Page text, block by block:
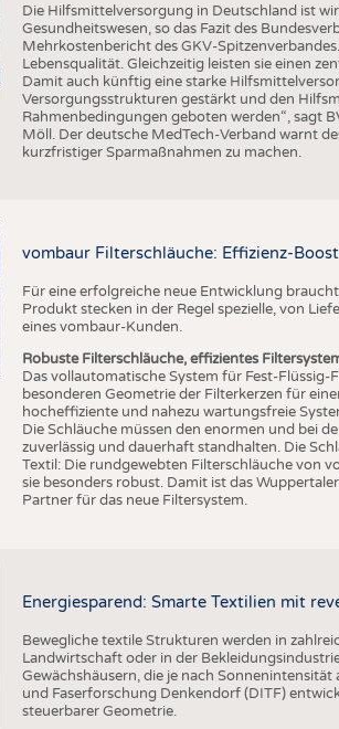
Die Hilfsmittelversorgung in Deutschland ist
Gesundheitswesen, so das Fazit des
Mehrkostenbericht des GKV-
Lebensqualität. Gleichzeitig leisten sie einen
Damit auch künftig eine starke
Versorgungsstrukturen gestärkt und den
Rahmenbedingungen geboten werden“, sagt
Möll. Der deutsche MedTech-Verband warnt
kurzfristiger Sparmaßnahmen zu machen.
vombaur Filterschläuche: Effizienz-
Für eine erfolgreiche neue Entwicklung
Produkt stecken in der Regel spezielle, von
eines vombaur-Kunden.
Robuste Filterschläuche, effizientes
Das vollautomatische System für Fest-
besonderen Geometrie der Filterkerzen für
hocheffiziente und nahezu wartungsfreie
Die Schläuche müssen den enormen und bei
zuverlässig und dauerhaft standhalten. Die
Textil: Die rundgewebten Filterschläuche von
sie besonders robust. Damit ist das
Partner für das neue Filtersystem.
Energiesparend: Smarte Textilien mit
Bewegliche textile Strukturen werden in
Landwirtschaft oder in der
Gewächshäusern, die je nach
und Faserforschung Denkendorf (DITF)
steuerbarer Geometrie.